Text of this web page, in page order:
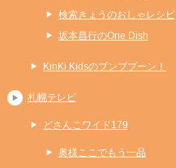
検索きょうのおしゃレシピ
坂本昌行のOne Dish
KinKi Kidsのブンブブーン！
札幌テレビ
どさんこワイド179
奥様ここでもう一品